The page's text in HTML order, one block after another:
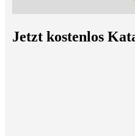
Jetzt kostenlos